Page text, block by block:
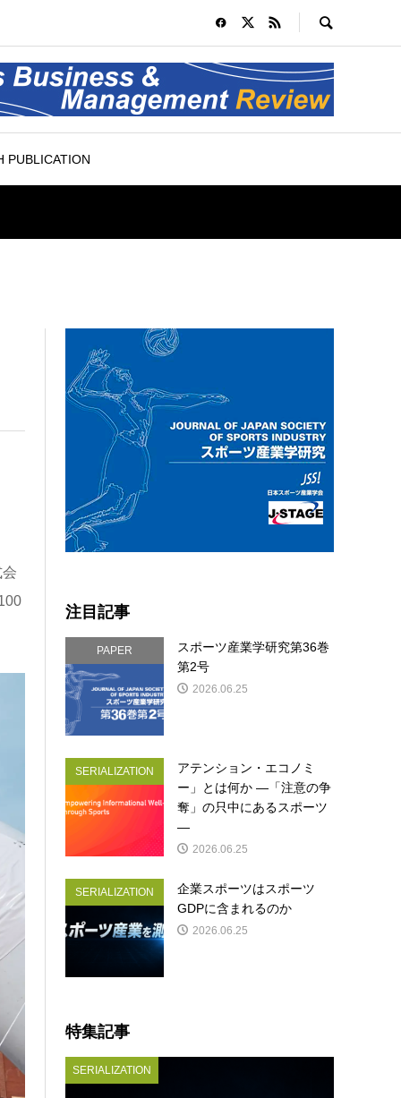
PUBLICATION
注目記事
PAPER
スポーツ産業学研究第36巻
第2号
2026.06.25
SERIALIZATION
アテンション・エコノミ
ー」とは何か ―「注意の争
奪」の只中にあるスポーツ
―
2026.06.25
SERIALIZATION
企業スポーツはスポーツ
GDPに含まれるのか
2026.06.25
特集記事
SERIALIZATION